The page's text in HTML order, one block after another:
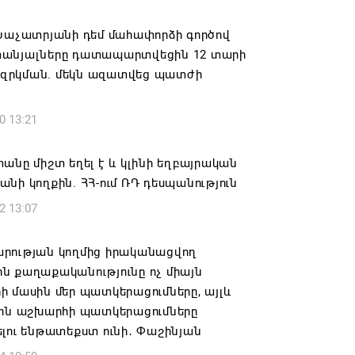
Բելառուսին պակասում է այն
համակարգը, որը կար խորհրդային
հայտարարել է Ալեքսանդր
զորքերի
այցելել է Լիտվայի
16:57
Բ-ի և եպիսկոպոսների գործով
ինքնաբացարկ է հայտնել
16:55
դեմ մահափորձի գործով
դատապարտվեցին 12 տարի
մեկն ազատվեց պատժի
13:21
միշտ եղել է և կլինի եղբայրական
կողքին. ՀՀ-ում ՌԴ դեսպանություն
13:07
կողմից իրականացվող
քաղաքականությունը ոչ միայն
մասին մեր պատկերացումները, այլև
աշխարհի պատկերացումները
ենթատեքստ ունի․ Փաշինյան